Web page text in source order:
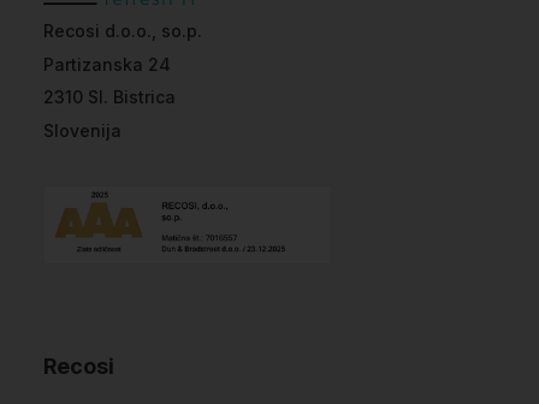
Recosi d.o.o., so.p.
Partizanska 24
2310 Sl. Bistrica
Slovenija
Recosi